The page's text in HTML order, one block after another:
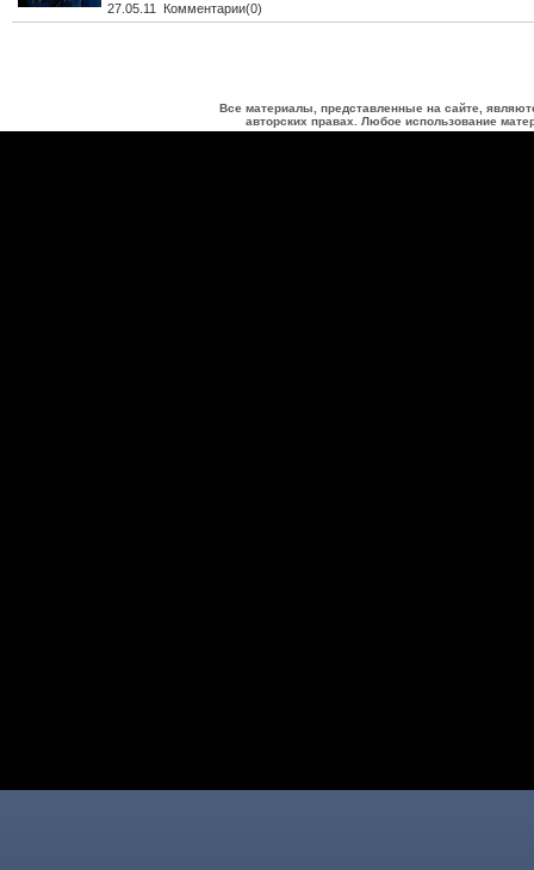
27.05.11 Комментарии(0)
Все материалы, представленные на сайте,
авторских правах. Любое использование